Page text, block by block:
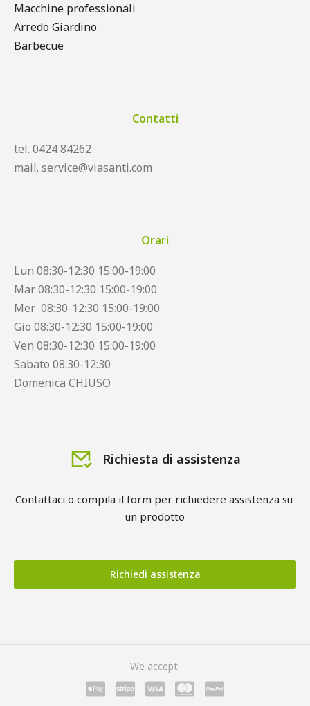
Macchine professionali
Arredo Giardino
Barbecue
Contatti
tel. 0424 84262
mail. service@viasanti.com
Orari
Lun 08:30-12:30 15:00-19:00
Mar 08:30-12:30 15:00-19:00
Mer 08:30-12:30 15:00-19:00
Gio 08:30-12:30 15:00-19:00
Ven 08:30-12:30 15:00-19:00
Sabato 08:30-12:30
Domenica CHIUSO
Richiesta di assistenza
Contattaci o compila il form per richiedere assistenza su
un prodotto
Richiedi assistenza
We accept: